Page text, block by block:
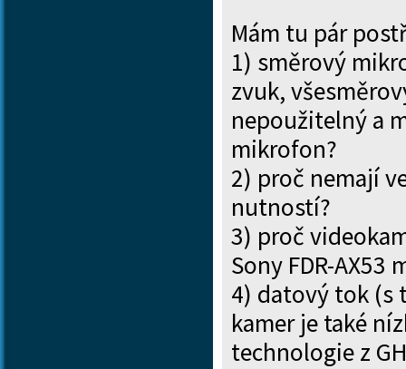
Mám tu pár
1) směrový
zvuk,
nepoužitelný a
mikrofon?
2) proč nemají
nutností?
3) proč
Sony FDR-
4) datový tok (s
kamer je také
technologie z